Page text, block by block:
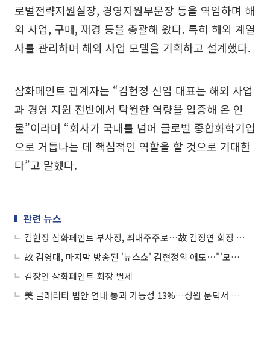
로벌전략지원실장, 경영지원부문장 등을 역임하며 해
외 사업, 구매, 재경 등을 총괄해 왔다. 특히 해외 계열
사를 관리하며 해외 사업 모델을 기획하고 설계했다.
삼화페인트 관계자는 “김현정 신임 대표는 해외 사업
과 경영 지원 전반에서 탁월한 역량을 입증해 온 인
물”이라며 “회사가 국내를 넘어 글로벌 종합화학기업
으로 거듭나는 데 핵심적인 역할을 할 것으로 기대한
다”고 말했다.
관련 뉴스
김현정 삼화페인트 부사장, 최대주주로…故 김장연 회장 지분 상속
故 김영대, 마지막 방송된 '뉴스쇼' 김현정의 애도⋯"'모든 걸 쏟아부었다'는 말 맴돌아"
김장연 삼화페인트 회장 별세
美 클래리티 법안 연내 통과 가능성 13%…상원 문턱서 제동